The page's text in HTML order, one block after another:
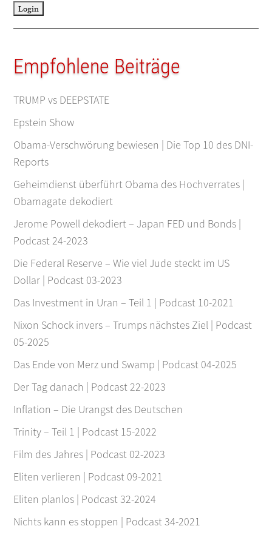
Empfohlene Beiträge
TRUMP vs DEEPSTATE
Epstein Show
Obama-Verschwörung bewiesen | Die Top 10 des DNI-
Reports
Geheimdienst überführt Obama des Hochverrates |
Obamagate dekodiert
Jerome Powell dekodiert – Japan FED und Bonds |
Podcast 24-2023
Die Federal Reserve – Wie viel Jude steckt im US
Dollar | Podcast 03-2023
Das Investment in Uran – Teil 1 | Podcast 10-2021
Nixon Schock invers – Trumps nächstes Ziel | Podcast
05-2025
Das Ende von Merz und Swamp | Podcast 04-2025
Der Tag danach | Podcast 22-2023
Inflation – Die Urangst des Deutschen
Trinity – Teil 1 | Podcast 15-2022
Film des Jahres | Podcast 02-2023
Eliten verlieren | Podcast 09-2021
Eliten planlos | Podcast 32-2024
Nichts kann es stoppen | Podcast 34-2021